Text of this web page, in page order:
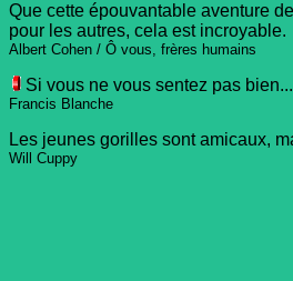
Que cette épouvantable aventure
pour les autres, cela est incroyable.
Albert Cohen / Ô vous, frères humains
Si vous ne vous sentez pas
Francis Blanche
Les jeunes gorilles sont amicaux,
Will Cuppy